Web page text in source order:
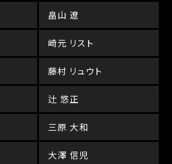
畠山 遼
崎元 リスト
藤村 リュウト
辻 悠正
三原 大和
大澤 信児